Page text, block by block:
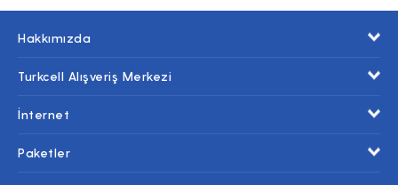
Hakkımızda
Turkcell Alışveriş Merkezi
İnternet
Paketler